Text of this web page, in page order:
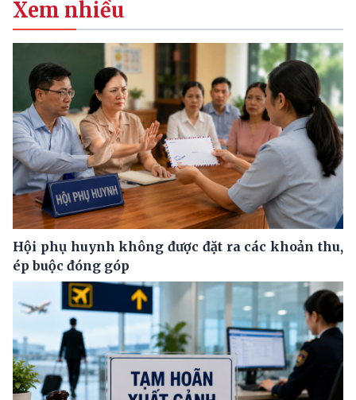
Xem nhiều
Hội phụ huynh không được đặt ra các khoản thu,
ép buộc đóng góp